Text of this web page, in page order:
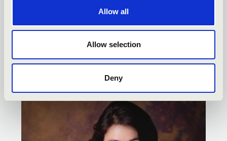
Allow all
Allow selection
Deny
FILHARMÓNIA BÉRLET -
NYÍREGYHÁZA - TOVÁBBI
KONCERTEK